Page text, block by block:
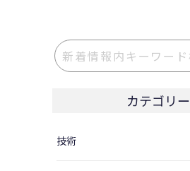
カテゴリー
技術